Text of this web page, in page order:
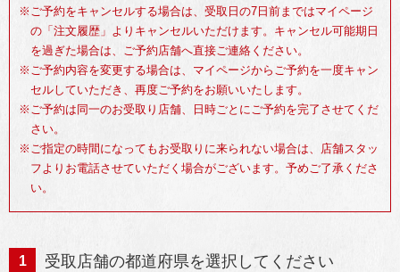
※ご予約をキャンセルする場合は、受取日の7日前まではマイページ
の「注文履歴」よりキャンセルいただけます。キャンセル可能期日
を過ぎた場合は、ご予約店舗へ直接ご連絡ください。
※ご予約内容を変更する場合は、マイページからご予約を一度キャン
セルしていただき、再度ご予約をお願いいたします。
※ご予約は同一のお受取り店舗、日時ごとにご予約を完了させてくだ
さい。
※ご指定の時間になってもお受取りに来られない場合は、店舗スタッ
フよりお電話させていただく場合がございます。予めご了承くださ
い。
1 受取店舗の都道府県を選択してください